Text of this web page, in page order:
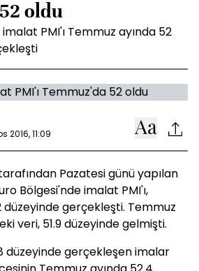
oldu
PMI'ı Temmuz ayında 52
2016, 11:09
Pazatesi günü yapılan
Bölgesi'nde imalat PMI'ı,
düzeyinde gerçekleşti. Temmuz
veri, 51.9 düzeyinde gelmişti.
düzeyinde gerçekleşen imalar